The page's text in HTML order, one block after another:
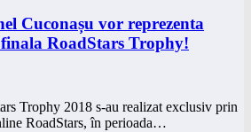
Cuconașu vor reprezenta
RoadStars Trophy!
Trophy 2018 s-au realizat exclusiv prin
RoadStars, în perioada…